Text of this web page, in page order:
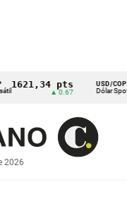
pts
▲ 0.67
USD/COP
Dólar Spot ▲
2026